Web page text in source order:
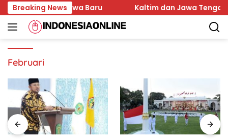
Skip
to
content
Breaking News
Mahasiswa Baru Kaltim dan Jawa Tengah
Februari